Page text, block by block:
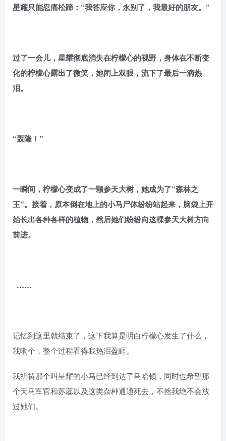
星耀只能忍痛松蹄：“我答应你，永别了，我最好的朋友。”
过了一会儿，星耀彻底消失在柠檬心的视野，身体在不断变
化的柠檬心露出了微笑，她闭上双眼，流下了最后一滴热
泪。
“轰隆！”
一瞬间，柠檬心变成了一颗参天大树，她成为了“森林之
王”。接着，原本倒在地上的小马尸体纷纷站起来，脑袋上开
始长出各种各样的植物，然后她们纷纷向这棵参天大树方向
前进。
……
记忆到这里就结束了，这下我算是明白柠檬心发生了什么，
我嘞个，整个过程看得我热泪盈眶。
我祈祷那个叫星耀的小马已经到达了马哈顿，同时也希望那
个天马军官和苏蕊以及这类杂种通通死去，不然我绝不会放
过她们。